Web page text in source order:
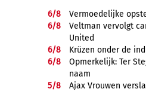
6/8
Vermoedelijke
6/8
Veltman vervolgt
United
6/8
Krüzen onder de
6/8
Opmerkelijk: Ter
naam
5/8
Ajax Vrouwen